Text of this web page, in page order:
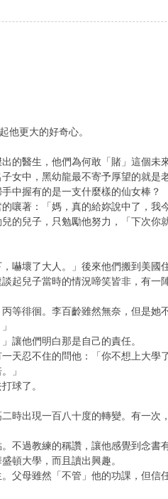
他更大的好奇心。
的醫生，他們為何敢「賭」這個未
女中，黑幼龍最不寄予厚望的就是
中握有的是一支什麼樣的仙女棒？
嚷著：「媽，真的給妳說中了，我
的兒子，只勉勵他努力，「下次你
嚇壞了大人。」後來他們搬到美國
起兒子當時的情況啼笑皆非，有一
等徘徊。李百齡雖然無奈，但是她
讓他們明白那是自己的責任。
天忍不住的問他：「你不想上大學了
」
球了。
時出現一百八十度的轉變。有一次
過教練的稱讚，讓他感覺到念書
頓大學，而且讀出興趣。
父母雖然「不管」他的功課，但信